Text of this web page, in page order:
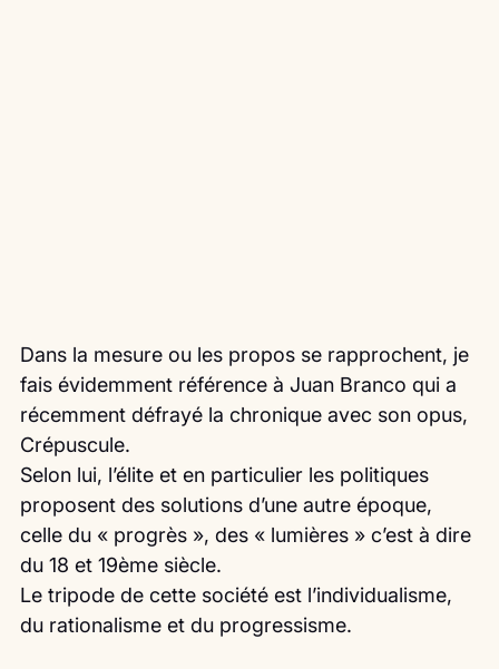
Dans la mesure ou les propos se rapprochent, je
fais évidemment référence à Juan Branco qui a
récemment défrayé la chronique avec son opus,
Crépuscule.
Selon lui, l’élite et en particulier les politiques
proposent des solutions d’une autre époque,
celle du « progrès », des « lumières » c’est à dire
du 18 et 19ème siècle.
Le tripode de cette société est l’individualisme,
du rationalisme et du progressisme.